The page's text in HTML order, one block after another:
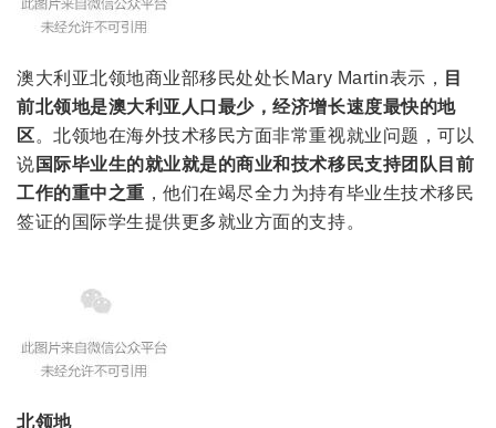
澳大利亚北领地商业部移民处处长Mary Martin表示，
目
前北领地是澳大利亚人口最少，经济增长速度最快的地
区。北领地在海外技术移民方面非常重视就业问题，可以
说 国际毕业生的就业就是的商业和技术移民支持团队目前
工作的重中之重 ，他们在竭尽全力为持有毕业生技术移民
签证的国际学生提供更多就业方面的支持。
北领地